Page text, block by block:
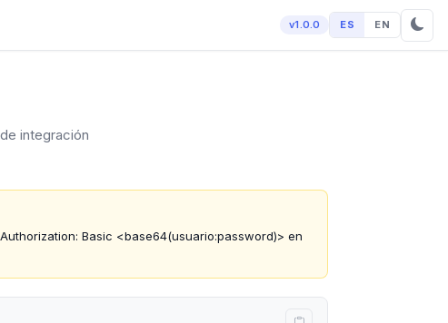
v1.0.0 ES EN
integración
Basic <base64(usuario:password)> en